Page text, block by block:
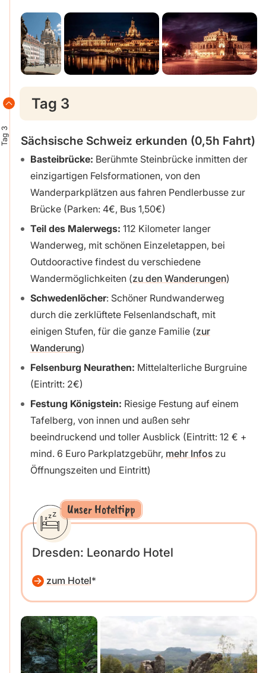
Tag 3
Tag 3
Sächsische Schweiz erkunden (0,5h Fahrt)
Basteibrücke: Berühmte Steinbrücke inmitten der
einzigartigen Felsformationen, von den
Wanderparkplätzen aus fahren Pendlerbusse zur
Brücke (Parken: 4€, Bus 1,50€)
Teil des Malerwegs: 112 Kilometer langer
Wanderweg, mit schönen Einzeletappen, bei
Outdooractive findest du verschiedene
Wandermöglichkeiten (zu den Wanderungen)
Schwedenlöcher: Schöner Rundwanderweg
durch die zerklüftete Felsenlandschaft, mit
einigen Stufen, für die ganze Familie (zur
Wanderung)
Felsenburg Neurathen: Mittelalterliche Burgruine
(Eintritt: 2€)
Festung Königstein: Riesige Festung auf einem
Tafelberg, von innen und außen sehr
beeindruckend und toller Ausblick (Eintritt: 12 € +
mind. 6 Euro Parkplatzgebühr, mehr Infoszu
Öffnungszeiten und Eintritt)
Unser Hoteltipp
Dresden: Leonardo Hotel
zum Hotel